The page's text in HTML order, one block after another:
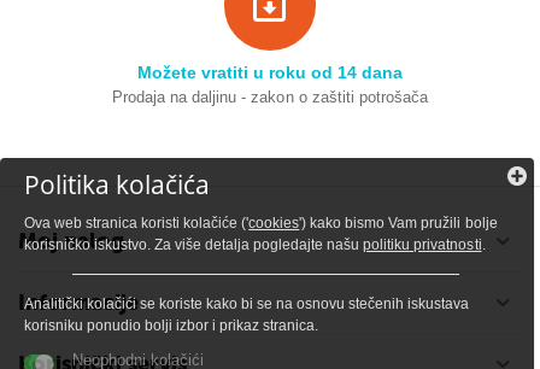
Možete vratiti u roku od 14 dana
Prodaja na daljinu - zakon o zaštiti potrošača
Moj nalog
Informacije
Politika kolačića
Ova web stranica koristi kolačiće ('cookies') kako bismo Vam pružili bolje
korisničko iskustvo. Za više detalja pogledajte našupolitiku privatnosti.
Analitički kolačići se koriste kako bi se na osnovu stečenih iskustava
korisniku ponudio bolji izbor i prikaz stranica.
Neophodni kolačići